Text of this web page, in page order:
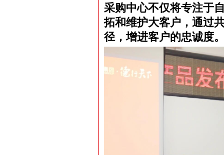
采购中心不仅将专注于
拓和维护大客户，通过
径，增进客户的忠诚度